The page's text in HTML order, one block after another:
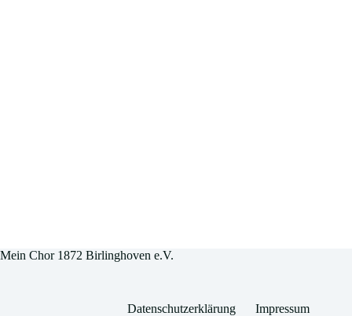
Mein Chor 1872 Birlinghoven e.V.
Datenschutzerklärung Impressum